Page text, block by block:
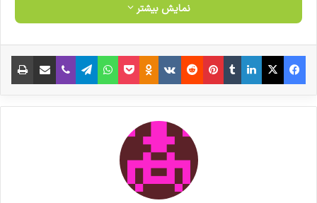
کپی لینک
نمایش بیشتر
فیس بوک X لینکدین ‫تامبلر ‫پین‌ترست ‫رددیت ‫VKontakte
‫Odnoklassniki پاکت واتس آپ تلگرام وایبر اشتراک گذاری از طریق ایمیل